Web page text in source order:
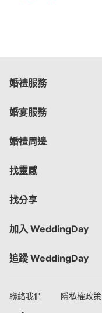
婚禮服務
婚宴服務
婚禮周邊
找靈感
找分享
加入 WeddingDay
追蹤 WeddingDay
聯絡我們 隱私權政策